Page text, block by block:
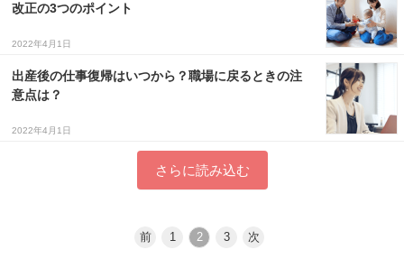
改正の3つのポイント
2022年4月1日
出産後の仕事復帰はいつから？職場に戻るときの注
意点は？
2022年4月1日
さらに読み込む
前 1 2 3 次